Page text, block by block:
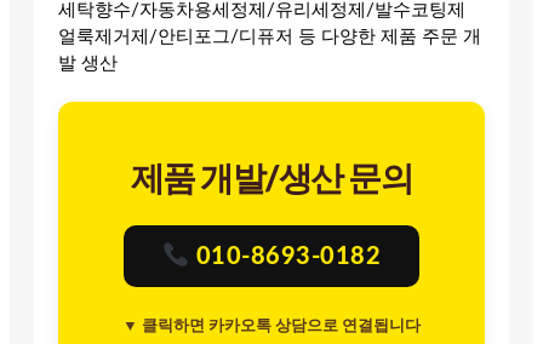
세탁향수/자동차용세정제/유리세정제/발수코팅제
얼룩제거제/안티포그/디퓨저 등 다양한 제품 주문 개
발 생산
제품 개발/생산 문의
010-8693-0182
▼ 클릭하면 카카오톡 상담으로 연결됩니다